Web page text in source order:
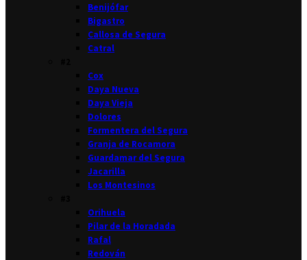
Benijófar
Bigastro
Callosa de Segura
Catral
Cox
Daya Nueva
Daya Vieja
Dolores
Formentera del Segura
Granja de Rocamora
Guardamar del Segura
Jacarilla
Los Montesinos
Orihuela
Pilar de la Horadada
Rafal
Redován